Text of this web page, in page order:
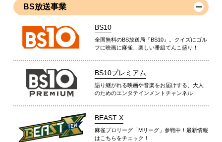
BS放送事業
BS10
全国無料のBS放送局『BS10』。クイズにゴル
フに映画に麻雀、楽しい番組てんこ盛り！
BS10プレミアム
語り継がれる映画や音楽をお届けする、大人
のためのエンタテインメントチャンネル
BEAST X
麻雀プロリーグ「Mリーグ」参戦中！最新情報
はこちらをチェック！